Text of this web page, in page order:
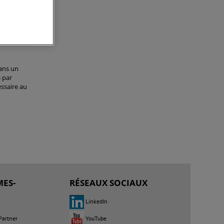
un
par
au
RÉSEAUX SOCIAUX
LinkedIn
YouTube